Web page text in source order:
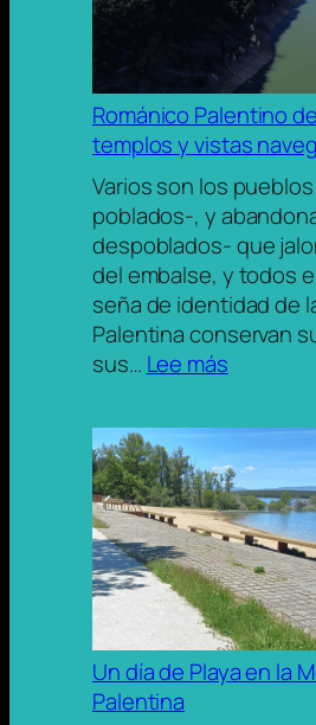
Románico Palentino
templos y vistas
Varios son los
poblados-, y
despoblados- que
del embalse, y todos
seña de identidad de
Palentina conservan
sus… Lee más:
desde
el
agua:
templos
y
vistas
Un día de Playa en la
Palentina